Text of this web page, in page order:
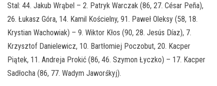
Stal: 44. Jakub Wrąbel – 2. Patryk Warczak (86, 27. César Peña),
26. Łukasz Góra, 14. Kamil Kościelny, 91. Paweł Oleksy (58, 18.
Krystian Wachowiak) – 9. Wiktor Kłos (90, 28. Jesús Díaz), 7.
Krzysztof Danielewicz, 10. Bartłomiej Poczobut, 20. Kacper
Piątek, 11. Andreja Prokić (86, 46. Szymon Łyczko) – 17. Kacper
Sadłocha (86, 77. Wadym Jaworśkyj).